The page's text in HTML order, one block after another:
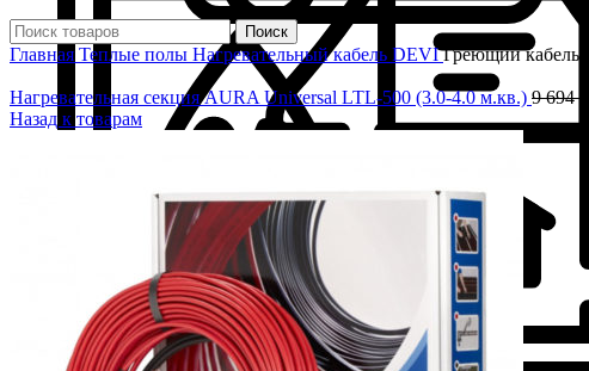
Поиск
Главная Теплые полы Нагревательный кабель DEVIГреющий кабель
Нагревательная секция AURA Universal LTL-500 (3.0-4.0 м.кв.) 9 694
Назад к товарам